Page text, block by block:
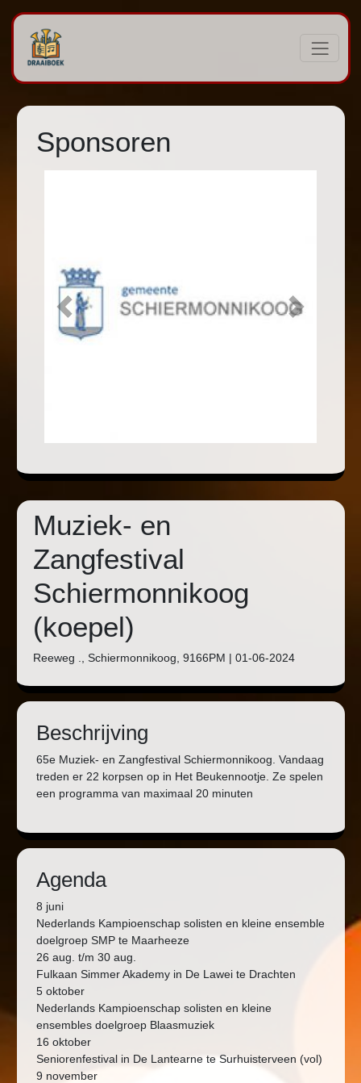
Sponsoren
Muziek- en
Zangfestival
Schiermonnikoog
(koepel)
Reeweg ., Schiermonnikoog, 9166PM | 01-06-2024
Beschrijving
65e Muziek- en Zangfestival Schiermonnikoog. Vandaag
treden er 22 korpsen op in Het Beukennootje. Ze spelen
een programma van maximaal 20 minuten
Agenda
8 juni
Nederlands Kampioenschap solisten en kleine ensemble
doelgroep SMP te Maarheeze
26 aug. t/m 30 aug.
Fulkaan Simmer Akademy in De Lawei te Drachten
5 oktober
Nederlands Kampioenschap solisten en kleine
ensembles doelgroep Blaasmuziek
16 oktober
Seniorenfestival in De Lantearne te Surhuisterveen (vol)
9 november